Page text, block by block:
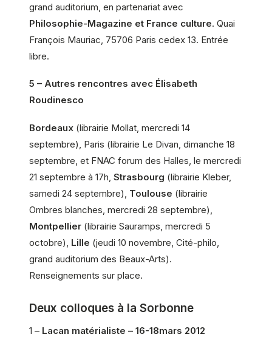
grand auditorium, en partenariat avec
Philosophie-Magazine et France culture. Quai
François Mauriac, 75706 Paris cedex 13. Entrée
libre.
5 – Autres rencontres avec Élisabeth
Roudinesco
Bordeaux (librairie Mollat, mercredi 14
septembre), Paris (librairie Le Divan, dimanche 18
septembre, et FNAC forum des Halles, le mercredi
21 septembre à 17h, Strasbourg (librairie Kleber,
samedi 24 septembre), Toulouse (librairie
Ombres blanches, mercredi 28 septembre),
Montpellier (librairie Sauramps, mercredi 5
octobre), Lille (jeudi 10 novembre, Cité-philo,
grand auditorium des Beaux-Arts).
Renseignements sur place.
Deux colloques à la Sorbonne
1 – Lacan matérialiste – 16-18mars 2012